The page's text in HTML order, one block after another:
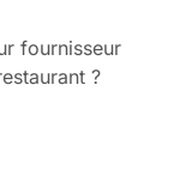
fournisseur
?